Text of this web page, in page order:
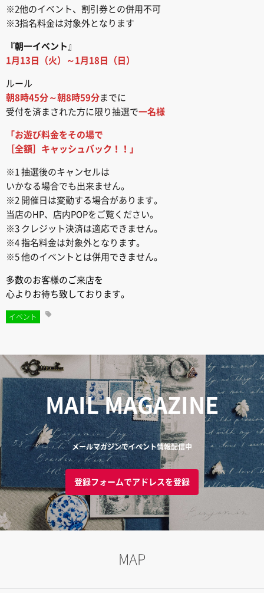
※2他のイベント、割引券との併用不可
※3指名料金は対象外となります
『朝一イベント 』
1月13日（火）～1月18日（日）
ルール
朝8時45分～朝8時59分までに
受付を済まされた方に限り抽選で一名様
「お遊び料金をその場で
［全額］キャッシュバック！！」
※1 抽選後のキャンセルは
いかなる場合でも出来ません。
※2 開催日は変動する場合があります。
当店のHP、店内POPをご覧ください。
※3 クレジット決済は適応できません。
※4 指名料金は対象外となります。
※5 他のイベントとは併用できません。
多数のお客様のご来店を
心よりお待ち致しております。
イベント
MAIL MAGAZINE
メールマガジンでイベント情報配信中
登録フォームでアドレスを登録
MAP